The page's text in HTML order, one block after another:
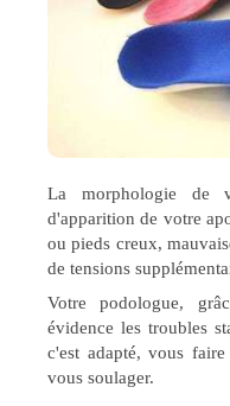
La morphologie de
d'apparition de votre
ou pieds creux,
de tensions
Votre podologue,
évidence les troubles
c'est adapté, vous
vous soulager.